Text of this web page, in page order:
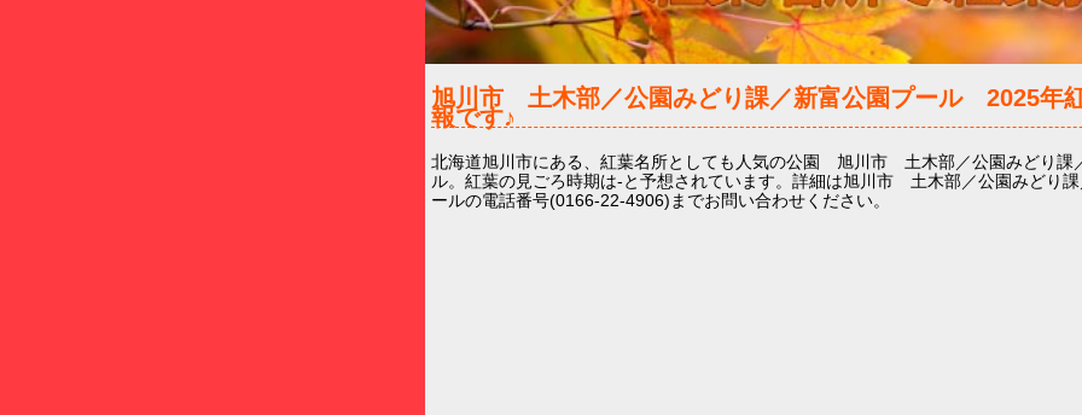
旭川市 土木部／公園みどり課／新富公園プール 2025年
報です♪
北海道旭川市にある、紅葉名所としても人気の公園 旭川市 土木部／公園みどり課
ル。紅葉の見ごろ時期は-と予想されています。詳細は旭川市 土木部／公園みどり
ールの電話番号(0166-22-4906)までお問い合わせください。